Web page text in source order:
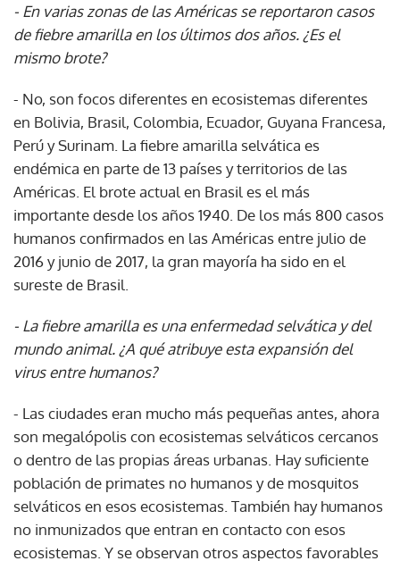
- En varias zonas de las Américas se reportaron casos
de fiebre amarilla en los últimos dos años. ¿Es el
mismo brote?
- No, son focos diferentes en ecosistemas diferentes
en Bolivia, Brasil, Colombia, Ecuador, Guyana Francesa,
Perú y Surinam. La fiebre amarilla selvática es
endémica en parte de 13 países y territorios de las
Américas. El brote actual en Brasil es el más
importante desde los años 1940. De los más 800 casos
humanos confirmados en las Américas entre julio de
2016 y junio de 2017, la gran mayoría ha sido en el
sureste de Brasil.
- La fiebre amarilla es una enfermedad selvática y del
mundo animal. ¿A qué atribuye esta expansión del
virus entre humanos?
- Las ciudades eran mucho más pequeñas antes, ahora
son megalópolis con ecosistemas selváticos cercanos
o dentro de las propias áreas urbanas. Hay suficiente
población de primates no humanos y de mosquitos
selváticos en esos ecosistemas. También hay humanos
no inmunizados que entran en contacto con esos
ecosistemas. Y se observan otros aspectos favorables